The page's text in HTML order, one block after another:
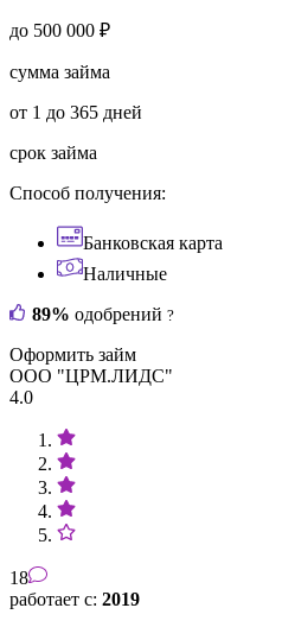
до 500 000 ₽
сумма займа
от 1 до 365 дней
срок займа
Способ получения:
Банковская карта
Наличные
89% одобрений ?
Оформить займ
ООО "ЦРМ.ЛИДС"
4.0
18
работает с: 2019